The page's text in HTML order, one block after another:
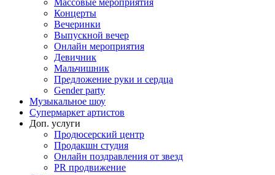
Массовые мероприятия
Концерты
Вечеринки
Выпускной вечер
Онлайн мероприятия
Девичник
Мальчишник
Предложение руки и сердца
Gender party
Музыкальное шоу
Супермаркет артистов
Доп. услуги
Продюсерский центр
Продакшн студия
Онлайн поздравления от звезд
PR продвижение